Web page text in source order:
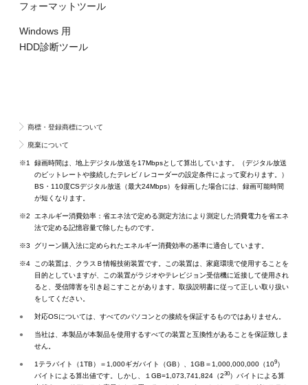
フォーマットツール
Windows 用
HDD診断ツール
商標・登録商標について
廃棄について
※1
録画時間は、地上デジタル放送を17Mbpsとして算出しています。（デジタル放送
のビットレートや接続したテレビ / レコーダーの設定条件によって変わります。）
BS・110度CSデジタル放送（最大24Mbps）を録画した場合には、録画可能時間
が短くなります。
※2
エネルギー消費効率：省エネ法で定める測定方法により測定した消費電力を省エネ
法で定める記憶容量で除したものです。
※3 グリーン購入法に定められたエネルギー消費効率の基準に適合しています。
※4
この装置は、クラスＢ情報技術装置です。この装置は、家庭環境で使用することを
目的としていますが、この装置がラジオやテレビジョン受信機に近接して使用され
ると、受信障害を引き起こすことがあります。取扱説明書に従って正しい取り扱い
をしてください。
● 対応OSについては、すべてのパソコンとの接続を保証するものではありません。
●
当社は、本製品が本製品を使用するすべての装置と互換性があることを保証致しま
せん。
● 1テラバイト（1TB）＝1,000ギガバイト（GB）、1GB＝1,000,000,000（109）
バイトによる算出値です。しかし、１GB=1,073,741,824（230）バイトによる算